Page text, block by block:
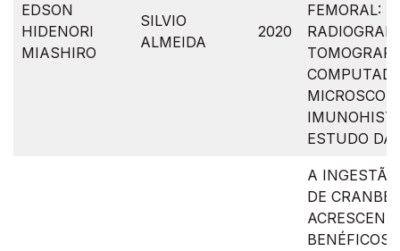
EDSON
HIDENORI
MIASHIRO
SILVIO
ALMEIDA
2020
FEMORAL:
ESTUDO DA
A
DE
BENÉFICOS